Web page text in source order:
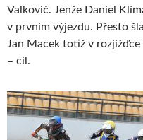
Valkovič. Jenže Daniel
v prvním výjezdu. Přesto
Jan Macek totiž v
– cíl.